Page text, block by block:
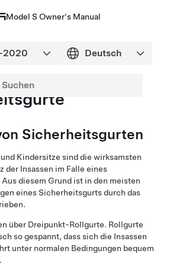
Model S Owner's Manual
Sicherheitsgurten
Kindersitze sind die wirksamsten
der Insassen im Falle eines
diesem Grund ist in den meisten
eines Sicherheitsgurts durch das
über Dreipunkt-Rollgurte. Rollgurte
so gespannt, dass sich die Insassen
unter normalen Bedingungen bequem